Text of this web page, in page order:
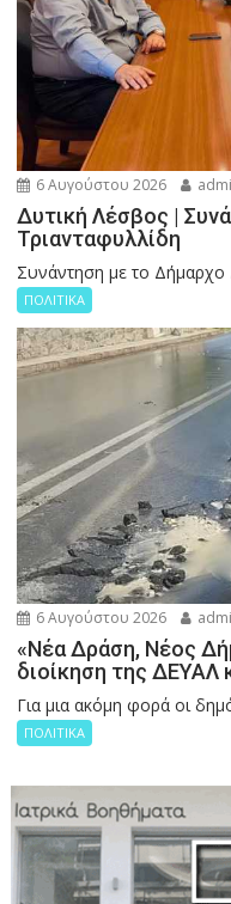
6 Αυγούστου 2026
Δυτική Λέσβος |
Τριανταφυλλίδη
Συνάντηση με το Δήμαρχο
ΠΟΛΙΤΙΚΑ
6 Αυγούστου 2026
«Νέα Δράση, Νέος
διοίκηση της ΔΕΥΑΛ
Για μια ακόμη φορά οι
ΠΟΛΙΤΙΚΑ